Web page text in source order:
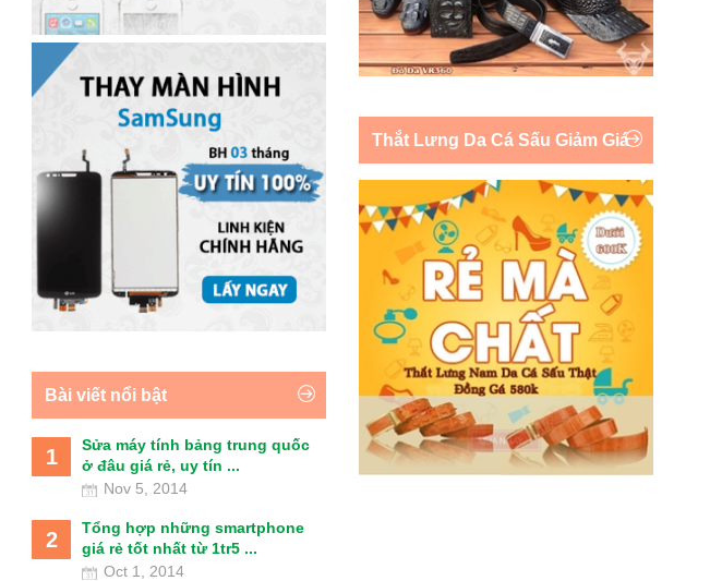
Bài viết nổi bật
1
Sửa máy tính bảng trung quốc
ở đâu giá rẻ, uy tín ...
Nov 5, 2014
2
Tổng hợp những smartphone
giá rẻ tốt nhất từ 1tr5 ...
Oct 1, 2014
Thắt Lưng Da Cá Sấu Giảm Giá